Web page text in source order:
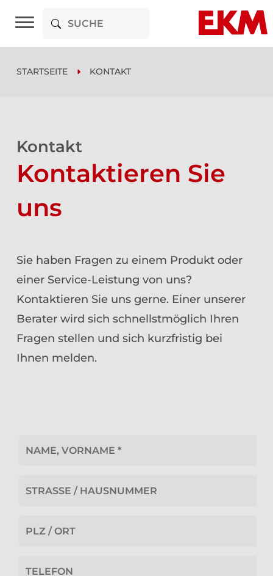
STARTSEITE KONTAKT
Kontakt
Kontaktieren Sie
uns
Sie haben Fragen zu einem Produkt oder
einer Service-Leistung von uns?
Kontaktieren Sie uns gerne. Einer unserer
Berater wird sich schnellstmöglich Ihren
Fragen stellen und sich kurzfristig bei
Ihnen melden.